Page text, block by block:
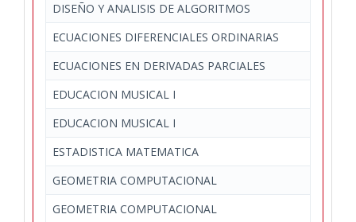
DISEÑO Y ANALISIS DE ALGORITMOS
ECUACIONES DIFERENCIALES ORDINARIAS
ECUACIONES EN DERIVADAS PARCIALES
EDUCACION MUSICAL I
EDUCACION MUSICAL I
ESTADISTICA MATEMATICA
GEOMETRIA COMPUTACIONAL
GEOMETRIA COMPUTACIONAL